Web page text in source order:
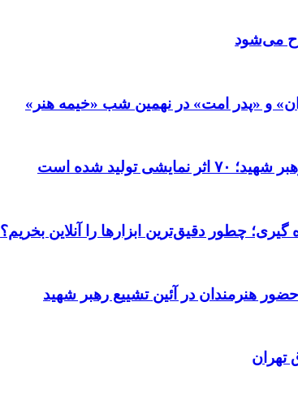
می‌شود
و «پدر امت» در نهمین شب «خیمه هنر»
تولید شده است
چطور دقیق‌ترین ابزارها را آنلاین بخریم؟
هنرمندان در آئین تشییع رهبر شهید
تهران